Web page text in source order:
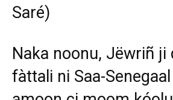
Saré)
Naka noonu, Jëwriñ ji
fàttali ni Saa-